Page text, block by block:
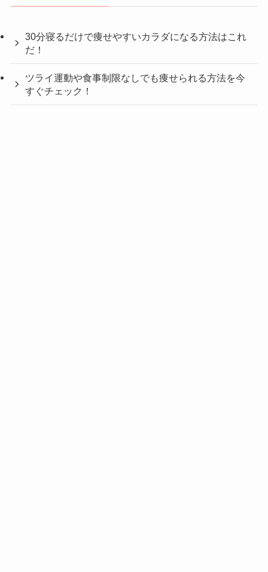
30分寝るだけで痩せやすいカラダになる方法はこれ
だ！
ツライ運動や食事制限なしでも痩せられる方法を今
すぐチェック！